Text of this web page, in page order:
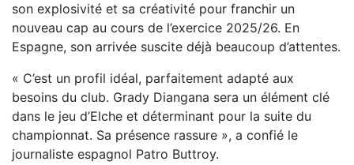
son explosivité et sa créativité pour franchir un
nouveau cap au cours de l’exercice 2025/26. En
Espagne, son arrivée suscite déjà beaucoup d’attentes.
« C’est un profil idéal, parfaitement adapté aux
besoins du club. Grady Diangana sera un élément clé
dans le jeu d’Elche et déterminant pour la suite du
championnat. Sa présence rassure », a confié le
journaliste espagnol Patro Buttroy.